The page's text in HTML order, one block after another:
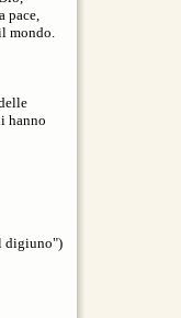
pace,
mondo.
hanno
digiuno")